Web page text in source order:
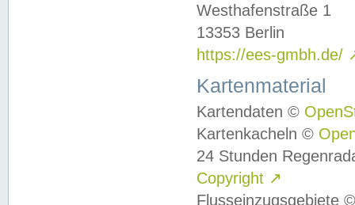
Westhafenstraße 1
13353 Berlin
https://ees-gmbh.de/
Kartenmaterial
Kartendaten ©
Kartenkacheln ©
24 Stunden
Copyright ↗
Flusseinzugsgebiete